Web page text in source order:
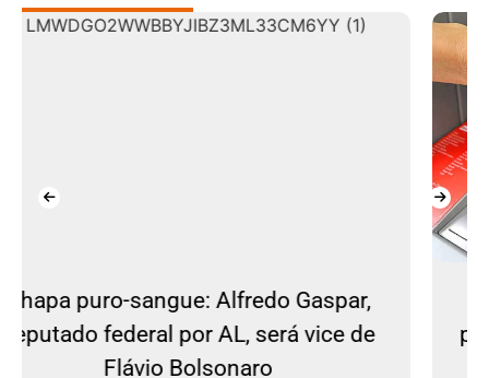
Estelionato: idosa e comparsa são
presos em agência bancária no Centro
de Imbituba (SC)